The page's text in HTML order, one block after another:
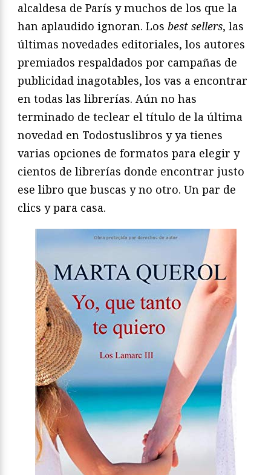
alcaldesa de París y muchos de los que la
han aplaudido ignoran. Los best sellers, las
últimas novedades editoriales, los autores
premiados respaldados por campañas de
publicidad inagotables, los vas a encontrar
en todas las librerías. Aún no has
terminado de teclear el título de la última
novedad en Todostuslibros y ya tienes
varias opciones de formatos para elegir y
cientos de librerías donde encontrar justo
ese libro que buscas y no otro. Un par de
clics y para casa.